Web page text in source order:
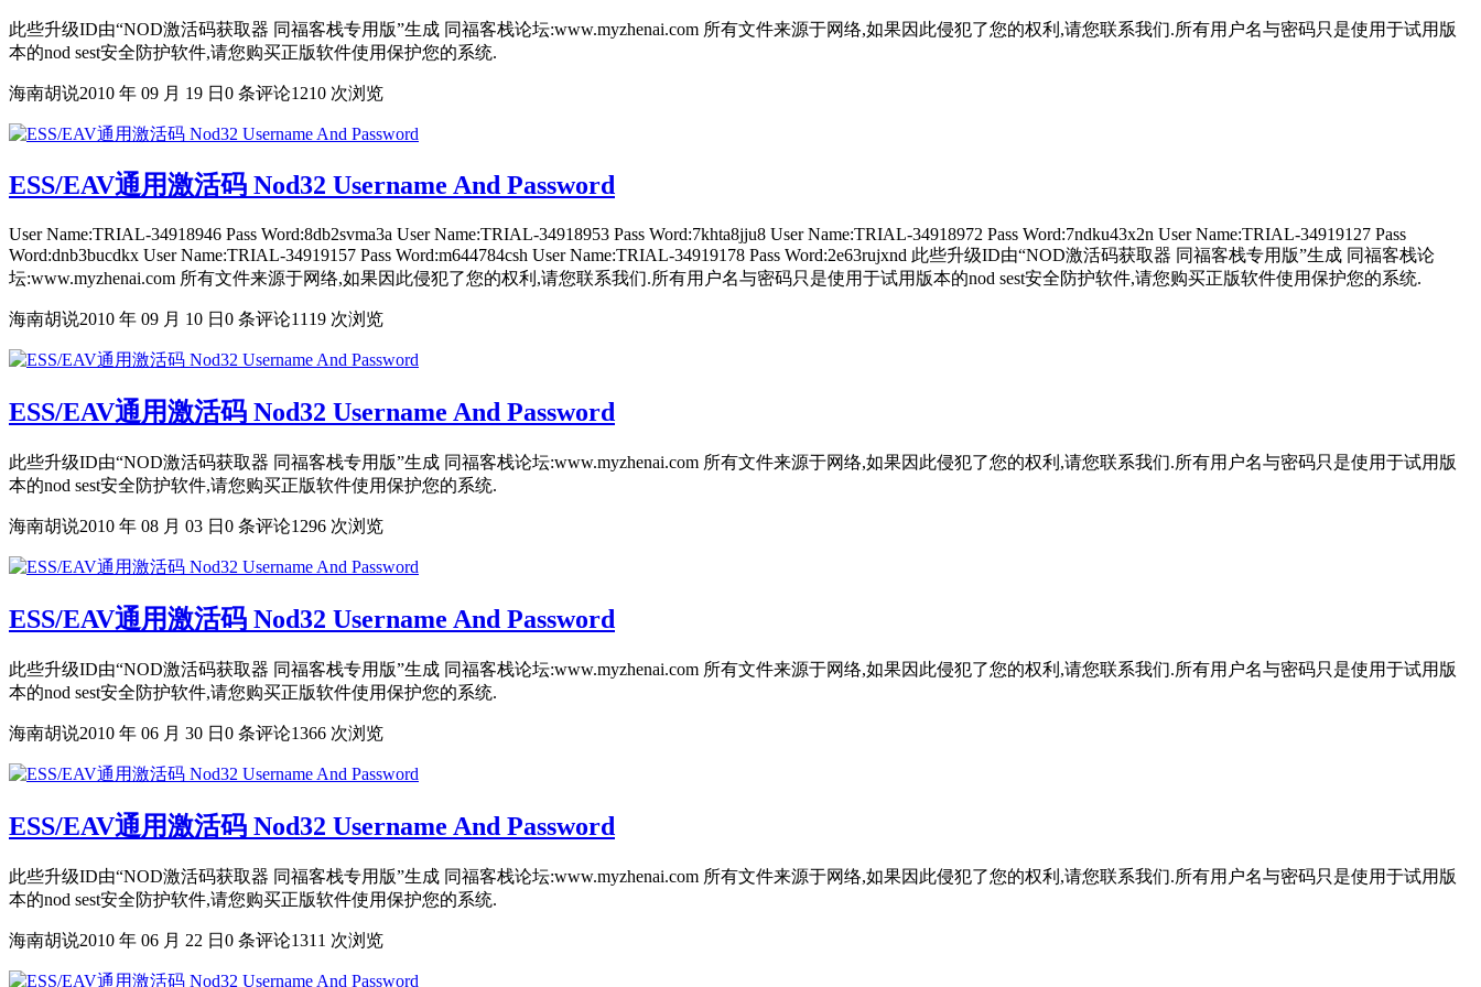
此些升级ID由“NOD激活码获取器 同福客栈专用版”生成 同福客栈论坛:www.myzhenai.com 所有文件来源于网络,如果因此侵犯了您的权利,请您联系我们.所有用户名与密码只是使用于试用版
本的nod sest安全防护软件,请您购买正版软件使用保护您的系统.
海南胡说2010 年 09 月 19 日 0 条评论1210 次浏览
ESS/EAV通用激活码 Nod32 Username And Password
User Name:TRIAL-34918946 Pass Word:8db2svma3a User Name:TRIAL-34918953 Pass Word:7khta8jju8 User Name:TRIAL-34918972 Pass Word:7ndku43x2n User Name:TRIAL-34919127 Pass
Word:dnb3bucdkx User Name:TRIAL-34919157 Pass Word:m644784csh User Name:TRIAL-34919178 Pass Word:2e63rujxnd 此些升级ID由“NOD激活码获取器 同福客栈专用版”生成 同福客栈论
坛:www.myzhenai.com 所有文件来源于网络,如果因此侵犯了您的权利,请您联系我们.所有用户名与密码只是使用于试用版本的nod sest安全防护软件,请您购买正版软件使用保护您的系统.
海南胡说2010 年 09 月 10 日 0 条评论1119 次浏览
ESS/EAV通用激活码 Nod32 Username And Password
此些升级ID由“NOD激活码获取器 同福客栈专用版”生成 同福客栈论坛:www.myzhenai.com 所有文件来源于网络,如果因此侵犯了您的权利,请您联系我们.所有用户名与密码只是使用于试用版
本的nod sest安全防护软件,请您购买正版软件使用保护您的系统.
海南胡说2010 年 08 月 03 日 0 条评论1296 次浏览
ESS/EAV通用激活码 Nod32 Username And Password
此些升级ID由“NOD激活码获取器 同福客栈专用版”生成 同福客栈论坛:www.myzhenai.com 所有文件来源于网络,如果因此侵犯了您的权利,请您联系我们.所有用户名与密码只是使用于试用版
本的nod sest安全防护软件,请您购买正版软件使用保护您的系统.
海南胡说2010 年 06 月 30 日 0 条评论1366 次浏览
ESS/EAV通用激活码 Nod32 Username And Password
此些升级ID由“NOD激活码获取器 同福客栈专用版”生成 同福客栈论坛:www.myzhenai.com 所有文件来源于网络,如果因此侵犯了您的权利,请您联系我们.所有用户名与密码只是使用于试用版
本的nod sest安全防护软件,请您购买正版软件使用保护您的系统.
海南胡说2010 年 06 月 22 日 0 条评论1311 次浏览